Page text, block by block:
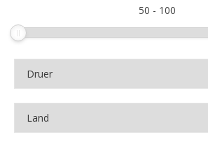
50 - 100